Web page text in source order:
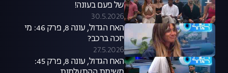
של פעם בעונה!
30.5.2026
האח הגדול, עונה 8, פרק 46: מי
יזכה ברכב?
27.5.2026
האח הגדול, עונה 8, פרק 45: